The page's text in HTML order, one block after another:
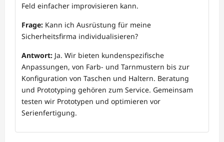
Feld einfacher improvisieren kann.
Frage: Kann ich Ausrüstung für meine
Sicherheitsfirma individualisieren?
Antwort: Ja. Wir bieten kundenspezifische
Anpassungen, von Farb- und Tarnmustern bis zur
Konfiguration von Taschen und Haltern. Beratung
und Prototyping gehören zum Service. Gemeinsam
testen wir Prototypen und optimieren vor
Serienfertigung.